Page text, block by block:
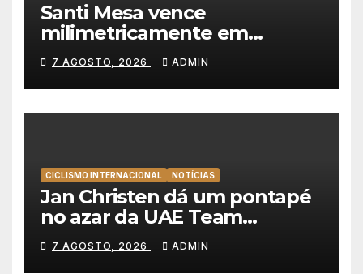
Santi Mesa vence
milimetricamente em
Albufeira, Rui Oliveira
mantém a amarela da Volta a
Portugal
7 AGOSTO, 2026 ADMIN
CICLISMO INTERNACIONAL NOTÍCIAS
Jan Christen dá um pontapé
no azar da UAE Team
Emirates e vence na Volta a
Polónia
7 AGOSTO, 2026 ADMIN